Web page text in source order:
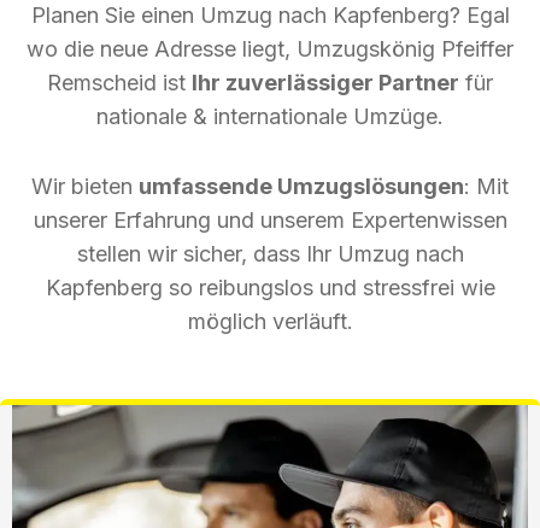
Planen Sie einen Umzug nach Kapfenberg? Egal
wo die neue Adresse liegt, Umzugskönig Pfeiffer
Remscheid ist Ihr zuverlässiger Partner für
nationale & internationale Umzüge.
Wir bieten umfassende Umzugslösungen: Mit
unserer Erfahrung und unserem Expertenwissen
stellen wir sicher, dass Ihr Umzug nach
Kapfenberg so reibungslos und stressfrei wie
möglich verläuft.